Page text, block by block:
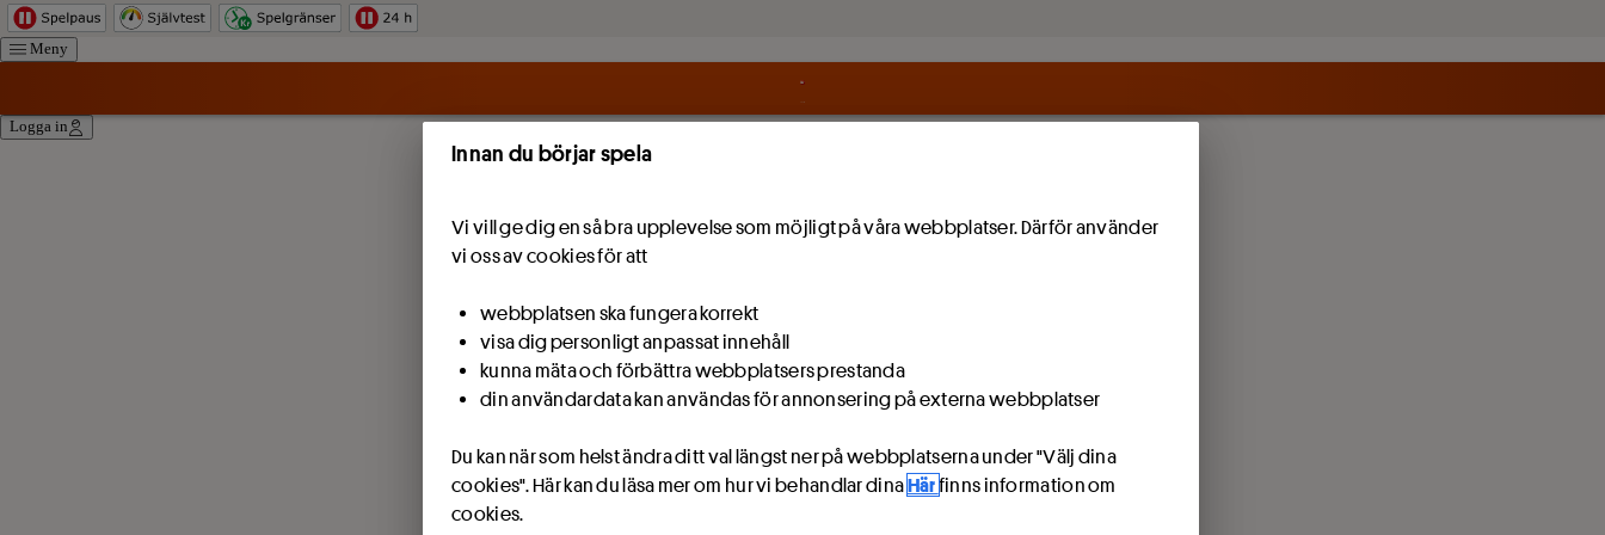
Meny
Logga in
Innan du börjar spela
Vi vill ge dig en så bra upplevelse som möjligt på våra webbplatser. Därför använder
vi oss av cookies för att
webbplatsen ska fungera korrekt
visa dig personligt anpassat innehåll
kunna mäta och förbättra webbplatsers prestanda
din användardata kan användas för annonsering på externa webbplatser
Du kan när som helst ändra ditt val längst ner på webbplatserna under "Välj dina
cookies". Här kan du läsa mer om hur vi behandlar dinaHär finns information om
cookies.